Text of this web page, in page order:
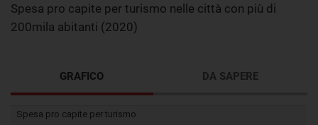
Spesa pro capite per turismo nelle città con più di
200mila abitanti (2020)
GRAFICO DA SAPERE